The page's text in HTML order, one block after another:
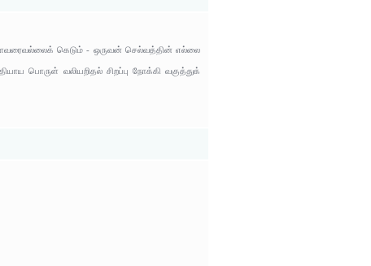
கெடும் - ஒருவன் செல்வத்தின் எல்லை
பொருள் வலியறிதல் சிறப்பு நோக்கி வகுத்துக்